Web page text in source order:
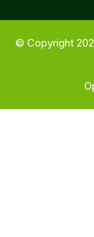
© Copyright